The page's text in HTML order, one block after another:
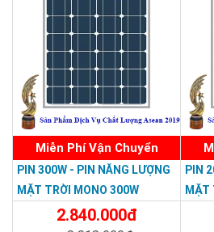
Miễn Phí Vận Chuyển
PIN 300W - PIN NĂNG LƯỢNG
MẶT TRỜI MONO 300W
2.840.000đ
PIN
MẶT